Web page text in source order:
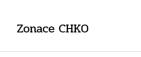
Zonace CHKO